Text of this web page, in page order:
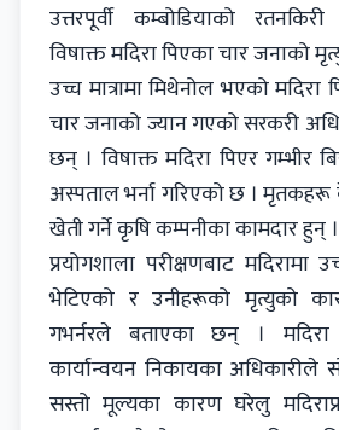
उत्तरपूर्वी कम्बोडियाको
विषाक्त मदिरा पिएका चार जनाको
उच्च मात्रामा मिथेनोल भएको
चार जनाको ज्यान गएको सरकरी
छन् । विषाक्त मदिरा पिएर गम्भीर
अस्पताल भर्ना गरिएको छ । मृतकहरू
खेती गर्ने कृषि कम्पनीका कामदार हुन् ।
प्रयोगशाला परीक्षणबाट मदिरामा
भेटिएको र उनीहरूको मृत्युको
गभर्नरले बताएका छन् । मदिरा
कार्यान्वयन निकायका
सस्तो मूल्यका कारण घरेलु